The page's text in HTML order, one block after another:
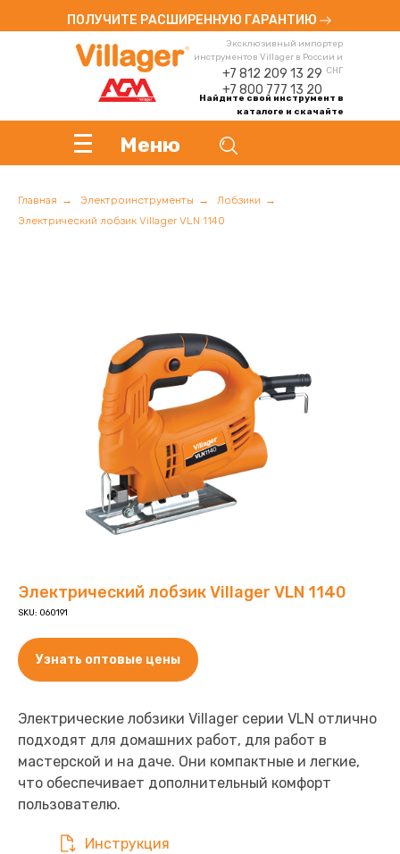
ПОЛУЧИТЕ РАСШИРЕННУЮ ГАРАНТИЮ
Эксклюзивный импортер
инструментов Villager в России и
СНГ
Найдите свой инструмент в
каталоге и скачайте
+7 812 209 13 29
+7 800 777 13 20
Меню
Главная → Электроинструменты → Лобзики →
Электрический лобзик Villager VLN 1140
Электрический лобзик Villager VLN 1140
SKU: 060191
Узнать оптовые цены
Электрические лобзики Villager серии VLN отлично
подходят для домашних работ, для работ в
мастерской и на даче. Они компактные и легкие,
что обеспечивает дополнительный комфорт
пользователю.
Инструкция